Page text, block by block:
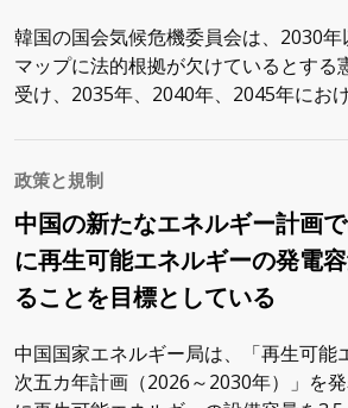
韓国の国会気候危機委員会は、2030
マップに法的根拠が欠けているとする
受け、2035年、2040年、2045年にお
政策と規制
中国の新たなエネルギー計画
に再生可能エネルギーの発電容
ることを目標としている
中国国家エネルギー局は、「再生可能
次五カ年計画（2026～2030年）」を